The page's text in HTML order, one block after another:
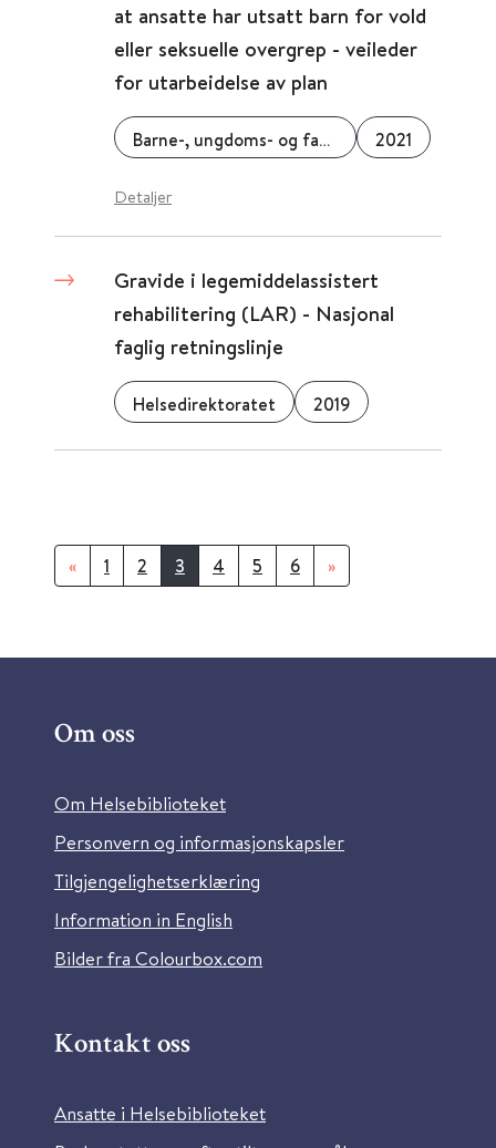
at ansatte har utsatt barn for vold
eller seksuelle overgrep - veileder
for utarbeidelse av plan
Barne-, ungdoms- og familiedirektoratet (Bufdir) 2021
Detaljer
Gravide i legemiddelassistert
rehabilitering (LAR) - Nasjonal
faglig retningslinje
Helsedirektoratet 2019
« 1 2 3 4 5 6 »
Om oss
Om Helsebiblioteket
Personvern og informasjonskapsler
Tilgjengelighetserklæring
Information in English
Bilder fra Colourbox.com
Kontakt oss
Ansatte i Helsebiblioteket